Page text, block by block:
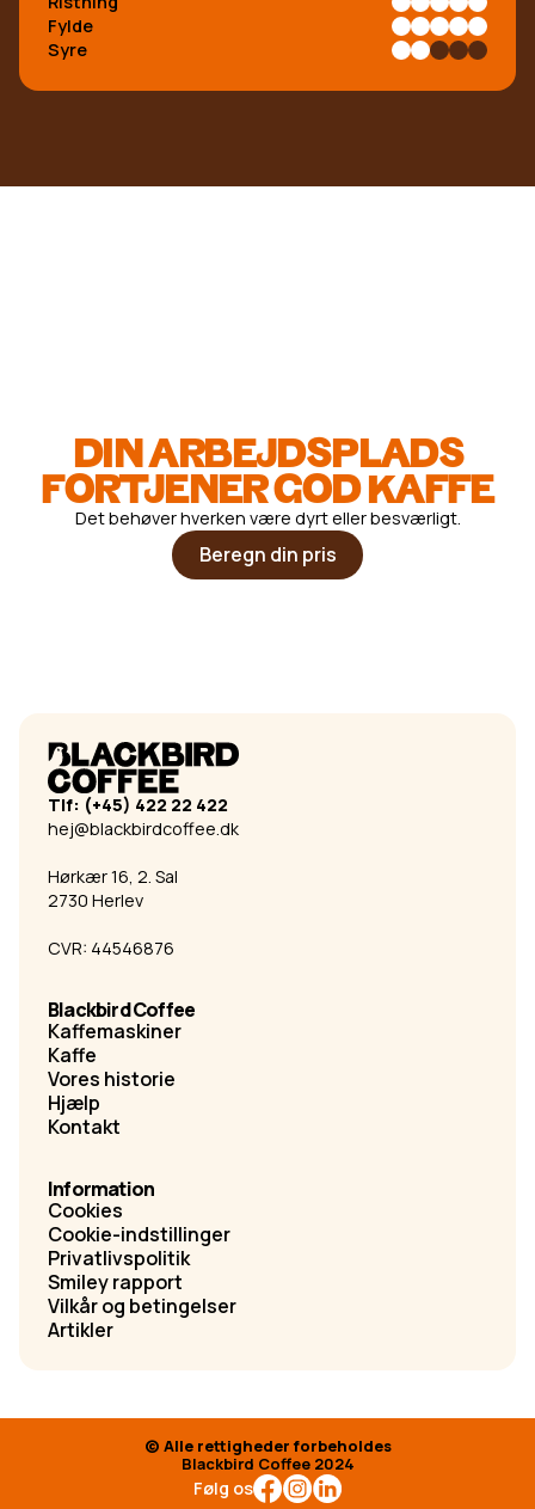
Fylde
Syre
DIN ARBEJDSPLADS
FORTJENER GOD KAFFE
Det behøver hverken være dyrt eller besværligt.
Beregn din pris
Tlf: (+45) 422 22 422
hej@blackbirdcoffee.dk
Hørkær 16, 2. Sal
2730 Herlev
CVR: 44546876
Blackbird Coffee
Kaffemaskiner
Kaffe
Vores historie
Hjælp
Kontakt
Information
Cookies
Cookie-indstillinger
Privatlivspolitik
Smiley rapport
Vilkår og betingelser
Artikler
© Alle rettigheder forbeholdes
Blackbird Coffee 2024
Følg os